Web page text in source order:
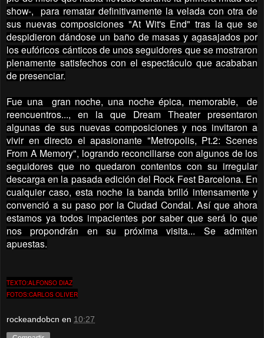
show-, para rematar definitivamente la velada con otra de
sus nuevas composiciones "At Wit's End" tras la que se
despidieron dándose un baño de masas y agasajados por
los eufóricos cánticos de unos seguidores que se mostraron
plenamente satisfechos con el espectáculo que acababan
de presenciar.
Fue una gran noche, una noche épica, memorable, de
reencuentros..., en la que Dream Theater presentaron
algunas de sus nuevas composiciones y nos invitaron a
vivir en directo el apasionante "Metropolis, Pt.2: Scenes
From A Memory", logrando reconciliarse con algunos de los
seguidores que no quedaron contentos con su irregular
descarga en la pasada edición del Rock Fest Barcelona. En
cualquier caso, esta noche la banda brilló intensamente y
convenció a su paso por la Ciudad Condal. Así que ahora
estamos ya todos impacientes por saber que será lo que
nos propondrán en su próxima visita... Se admiten
apuestas.
TEXTO:ALFONSO DIAZ
FOTOS:CARLOS OLIVER
rockeandobcn en 10:27